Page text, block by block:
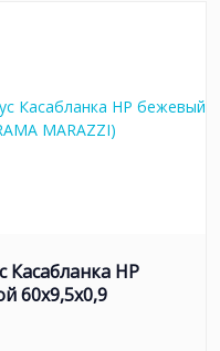
Касабланка HP
60x9,5x0,9